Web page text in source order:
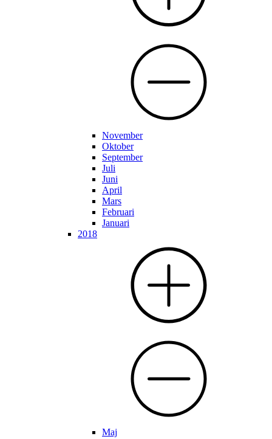
November
Oktober
September
Juli
Juni
April
Mars
Februari
Januari
2018
Maj